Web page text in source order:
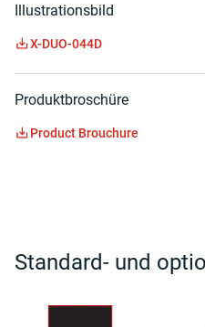
Illustrationsbild
X-DUO-044D
Produktbroschüre
Product Brouchure
Standard- und